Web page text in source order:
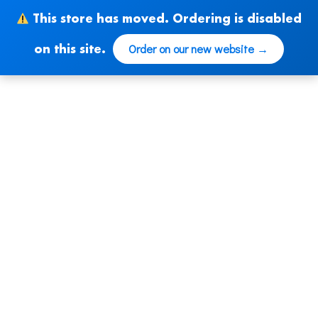
This store has moved. Ordering is disabled
on this site. Order on our new website →
contenido